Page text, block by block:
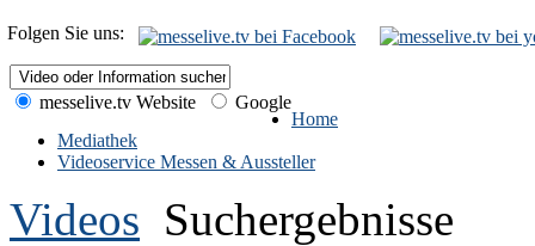
Folgen Sie uns:
messelive.tv Website
Google
Home
Mediathek
Videoservice Messen & Aussteller
Videos Suchergebnisse